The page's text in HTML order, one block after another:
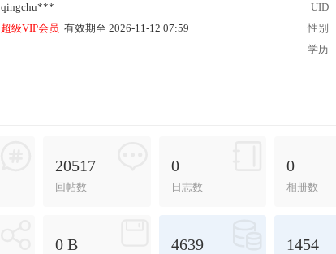
qingchu*** UID
超级VIP会员 有效期至 2026-11-12 07:59 性别
- 学历
20517
回帖数
0
日志数
0
相册数
0 B 4639 1454